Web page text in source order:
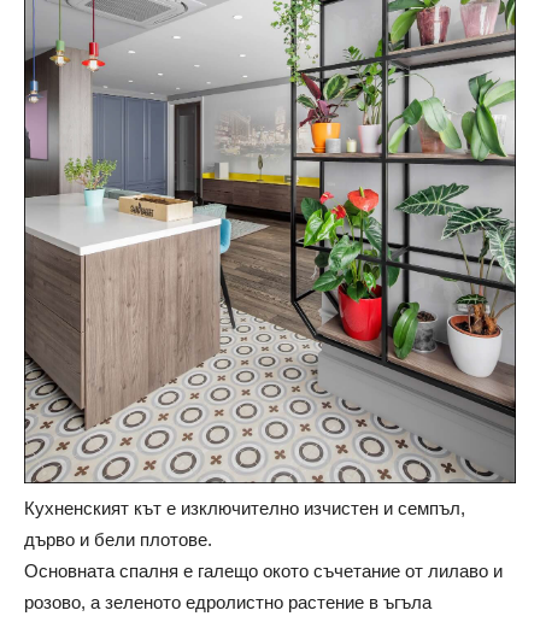
Кухненският кът е изключително изчистен и семпъл,
дърво и бели плотове.
Основната спалня е галещо окото съчетание от лилаво и
розово, а зеленото едролистно растение в ъгъла